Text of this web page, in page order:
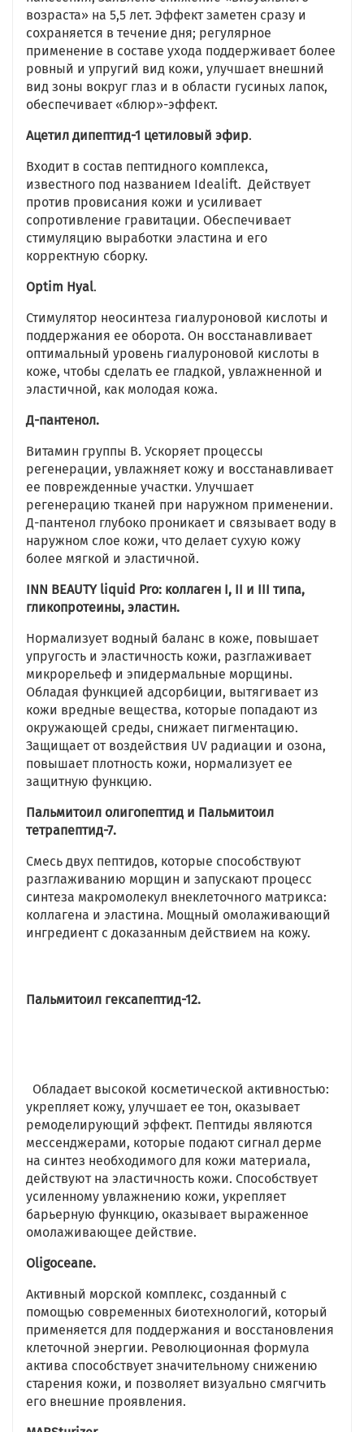
возраста» на 5,5 лет. Эффект заметен сразу и
сохраняется в течение дня; регулярное
применение в составе ухода поддерживает более
ровный и упругий вид кожи, улучшает внешний
вид зоны вокруг глаз и в области гусиных лапок,
обеспечивает «блюр»-эффект.
Ацетил дипептид-1 цетиловый эфир.
Входит в состав пептидного комплекса,
известного под названием Idealift. Действует
против провисания кожи и усиливает
сопротивление гравитации. Обеспечивает
стимуляцию выработки эластина и его
корректную сборку.
Optim Hyal.
Стимулятор неосинтеза гиалуроновой кислоты и
поддержания ее оборота. Он восстанавливает
оптимальный уровень гиалуроновой кислоты в
коже, чтобы сделать ее гладкой, увлажненной и
эластичной, как молодая кожа.
Д-пантенол.
Витамин группы В. Ускоряет процессы
регенерации, увлажняет кожу и восстанавливает
ее поврежденные участки. Улучшает
регенерацию тканей при наружном применении.
Д-пантенол глубоко проникает и связывает воду в
наружном слое кожи, что делает сухую кожу
более мягкой и эластичной.
INN BEAUTY liquid Pro: коллаген I, II и III типа,
гликопротеины, эластин.
Нормализует водный баланс в коже, повышает
упругость и эластичность кожи, разглаживает
микрорельеф и эпидермальные морщины.
Обладая функцией адсорбиции, вытягивает из
кожи вредные вещества, которые попадают из
окружающей среды, снижает пигментацию.
Защищает от воздействия UV радиации и озона,
повышает плотность кожи, нормализует ее
защитную функцию.
Пальмитоил олигопептид и Пальмитоил
тетрапептид-7.
Смесь двух пептидов, которые способствуют
разглаживанию морщин и запускают процесс
синтеза макромолекул внеклеточного матрикса:
коллагена и эластина. Мощный омолаживающий
ингредиент с доказанным действием на кожу.
Пальмитоил гексапептид-12.
Обладает высокой косметической активностью:
укрепляет кожу, улучшает ее тон, оказывает
ремоделирующий эффект. Пептиды являются
мессенджерами, которые подают сигнал дерме
на синтез необходимого для кожи материала,
действуют на эластичность кожи. Способствует
усиленному увлажнению кожи, укрепляет
барьерную функцию, оказывает выраженное
омолаживающее действие.
Oligoceane.
Активный морской комплекс, созданный с
помощью современных биотехнологий, который
применяется для поддержания и восстановления
клеточной энергии. Революционная формула
актива способствует значительному снижению
старения кожи, и позволяет визуально смягчить
его внешние проявления.